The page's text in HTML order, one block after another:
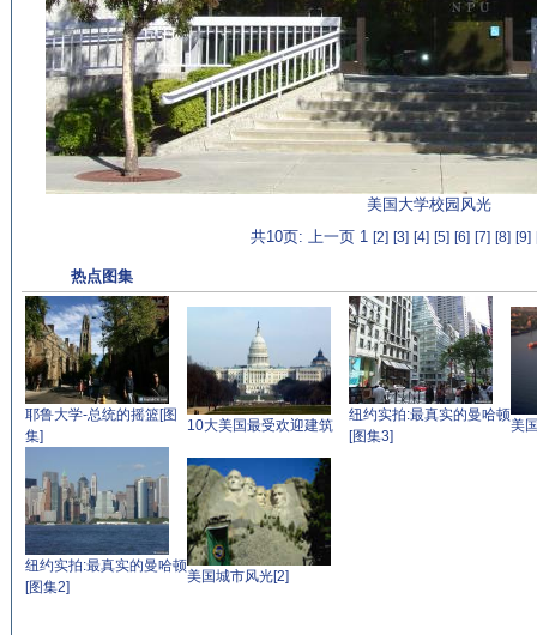
美国大学校园风光
共10页: 上一页 1 [2] [3] [4] [5] [6] [7] [8] [9]
热点图集
耶鲁大学-总统的摇篮[图
集]
10大美国最受欢迎建筑
纽约实拍:最真实的曼哈顿
[图集3]
美
纽约实拍:最真实的曼哈顿
[图集2]
美国城市风光[2]